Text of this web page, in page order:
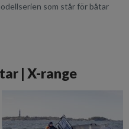
som står för båtar
| X-range